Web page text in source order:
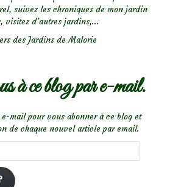
suivez les chroniques de mon jardin
visitez d’autres jardins,...
des Jardins de Malorie
à ce blog par e-mail.
e-mail pour vous abonner à ce blog et
de chaque nouvel article par email.